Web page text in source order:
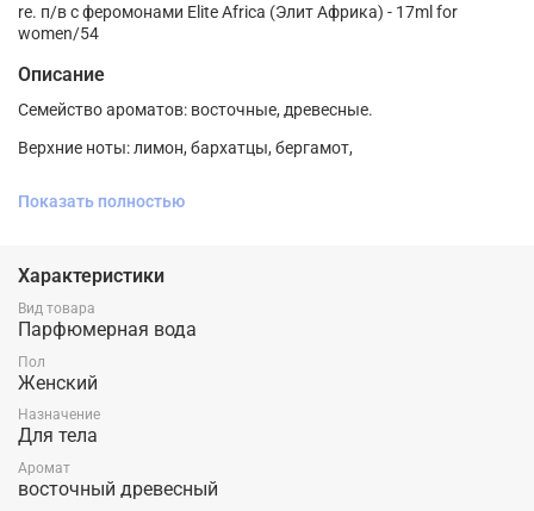
re. п/в с феромонами Elite Africa (Элит Африка) - 17ml for
women/54
Описание
Семейство ароматов: восточные, древесные.
Верхние ноты: лимон, бархатцы, бергамот,
Показать полностью
Характеристики
Вид товара
Парфюмерная вода
Пол
Женский
Назначение
Для тела
Аромат
восточный древесный